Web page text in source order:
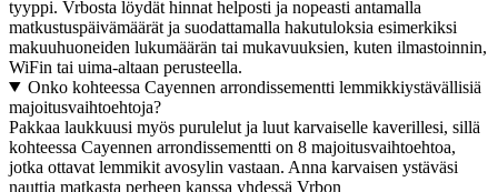
tyyppi. Vrbosta löydät hinnat helposti ja nopeasti antamalla
matkustuspäivämäärät ja suodattamalla hakutuloksia esimerkiksi
makuuhuoneiden lukumäärän tai mukavuuksien, kuten ilmastoinnin,
WiFin tai uima-altaan perusteella.
Onko kohteessa Cayennen arrondissementti lemmikkiystävällisiä
majoitusvaihtoehtoja?
Pakkaa laukkuusi myös purulelut ja luut karvaiselle kaverillesi, sillä
kohteessa Cayennen arrondissementti on 8 majoitusvaihtoehtoa,
jotka ottavat lemmikit avosylin vastaan. Anna karvaisen ystäväsi
nauttia matkasta perheen kanssa yhdessä Vrbon